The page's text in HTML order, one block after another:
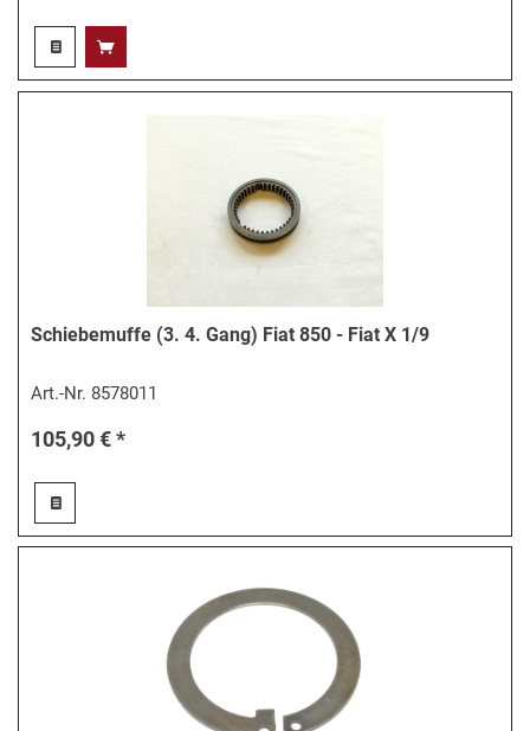
Schiebemuffe (3. 4. Gang) Fiat 850 - Fiat X 1/9
Art.-Nr. 8578011
105,90 € *